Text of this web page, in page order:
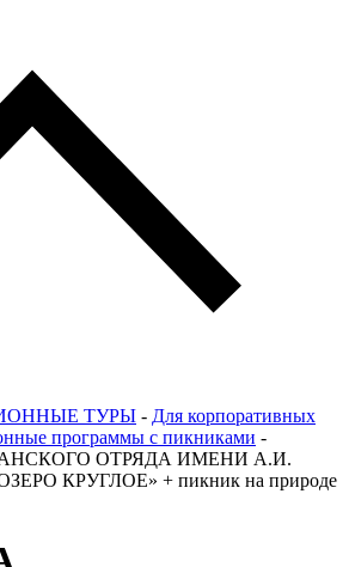
ТУРЫ - Для корпоративных
программы с пикниками -
ОТРЯДА ИМЕНИ А.И.
КРУГЛОЕ» + пикник на природе